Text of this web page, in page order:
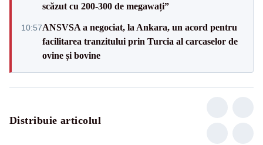
scăzut cu 200-300 de megawați”
10:57ANSVSA a negociat, la Ankara, un acord pentru
facilitarea tranzitului prin Turcia al carcaselor de
ovine și bovine
Distribuie articolul